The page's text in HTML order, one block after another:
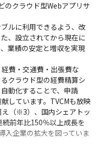
のクラウド型Webアプリサ
ルに利用できるよう、改
、設立されてから現在に
業績の安定と増収を実現
費・交通費・出張費な
クラウド型の経費精算シ
動化することで、申請
しています。TVCMも放映
え（※3）、国内シェアトッ
前年比150％以上成長を
企業の拡大を図っていま